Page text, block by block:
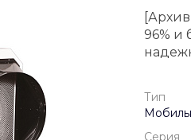
96% и
Тип
Серия